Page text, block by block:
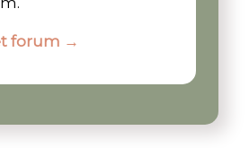
forum →